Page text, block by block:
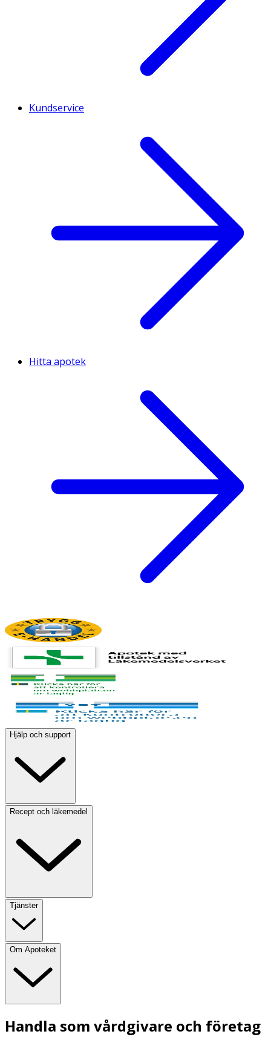
Kundservice
Hitta apotek
Hjälp och support
Recept och läkemedel
Tjänster
Om Apoteket
Handla som vårdgivare och företag